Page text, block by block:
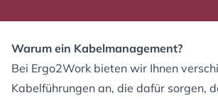
Warum ein Kabelmanagement?
Bei Ergo2Work bieten wir Ihnen
Kabelführungen an, die dafür sorgen,